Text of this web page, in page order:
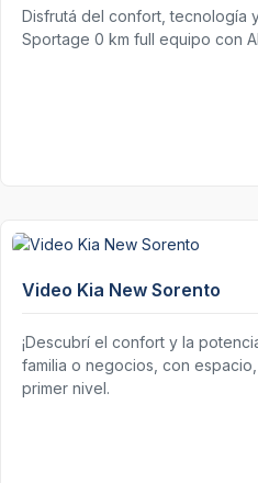
Disfrutá del confort, tecnología
Sportage 0 km full equipo con
Video Kia New Sorento
¡Descubrí el confort y la
familia o negocios, con
primer nivel.